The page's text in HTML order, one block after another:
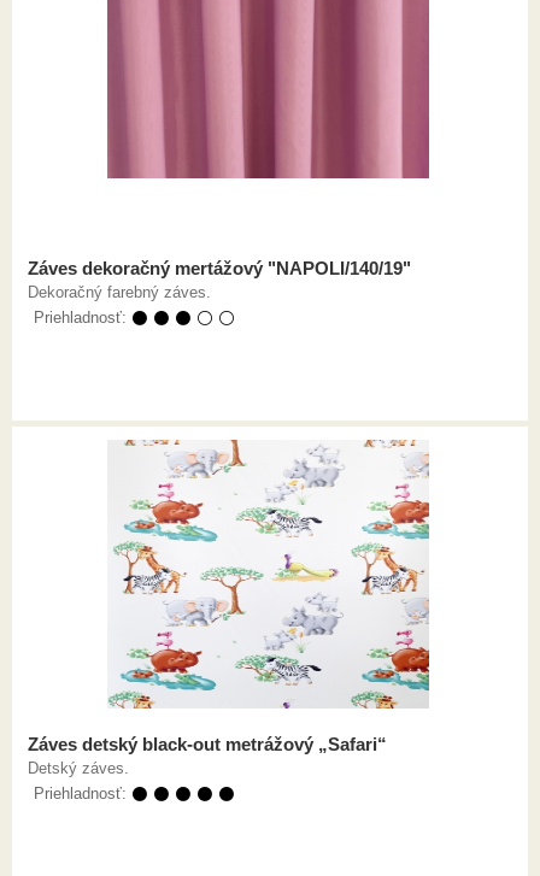
Záves dekoračný mertážový "NAPOLI/140/19"
Dekoračný farebný záves.
Priehladnosť: ⚫ ⚫ ⚫ ⚪ ⚪
Záves detský black-out metrážový „Safari“
Detský záves.
Priehladnosť: ⚫ ⚫ ⚫ ⚫ ⚫